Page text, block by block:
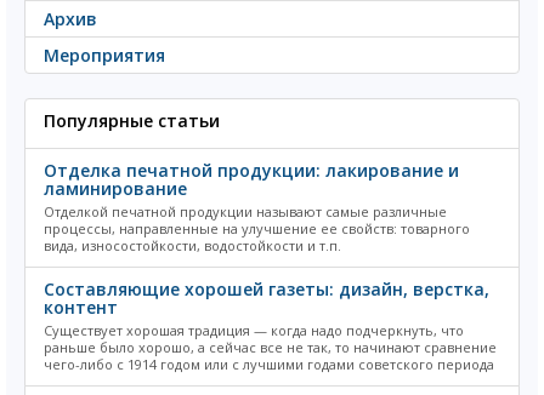
Архив
Мероприятия
Популярные статьи
Отделка печатной продукции: лакирование и
ламинирование
Отделкой печатной продукции называют самые различные
процессы, направленные на улучшение ее свойств: товарного
вида, износостойкости, водостойкости и т.п.
Составляющие хорошей газеты: дизайн, верстка,
контент
Существует хорошая традиция — когда надо подчеркнуть, что
раньше было хорошо, а сейчас все не так, то начинают сравнение
чего-либо с 1914 годом или с лучшими годами советского периода